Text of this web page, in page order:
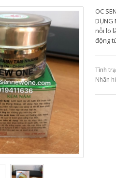
OC
nỗi lo
động
Tình
Nhãn